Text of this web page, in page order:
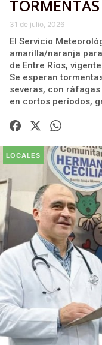
31 de julio, 2026
El Servicio
amarilla/naranja
de Entre Ríos,
Se esperan
severas, con
en cortos períodos,
LOCALES